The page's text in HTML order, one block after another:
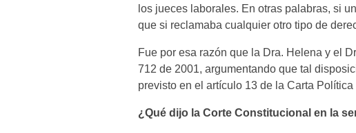
los jueces laborales. En otras palabras, si
que si reclamaba cualquier otro tipo de
Fue por esa razón que la Dra. Helena y el
712 de 2001, argumentando que tal
previsto en el artículo 13 de la Carta
¿Qué dijo la Corte Constitucional en la